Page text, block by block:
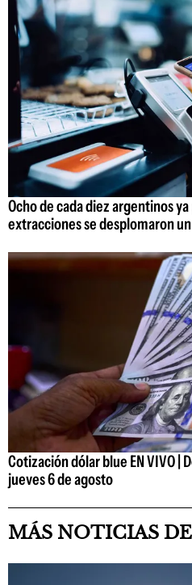
Ocho de cada diez argentinos
extracciones se desplomaron
Cotización dólar blue EN VIVO |
jueves 6 de agosto
MÁS NOTICIAS